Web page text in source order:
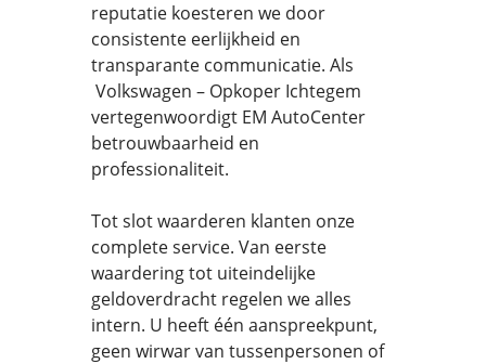
reputatie koesteren we door
consistente eerlijkheid en
transparante communicatie. Als
Volkswagen – Opkoper Ichtegem
vertegenwoordigt EM AutoCenter
betrouwbaarheid en
professionaliteit.
Tot slot waarderen klanten onze
complete service. Van eerste
waardering tot uiteindelijke
geldoverdracht regelen we alles
intern. U heeft één aanspreekpunt,
geen wirwar van tussenpersonen of